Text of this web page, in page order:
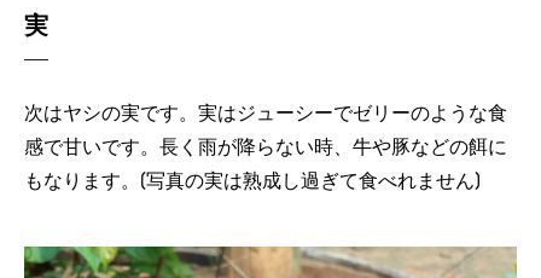
実
次はヤシの実です。実はジューシーでゼリーのような食
感で甘いです。長く雨が降らない時、牛や豚などの餌に
もなります。(写真の実は熟成し過ぎて食べれません)